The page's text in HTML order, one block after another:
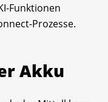
Funktionen
Prozesse.
Akku